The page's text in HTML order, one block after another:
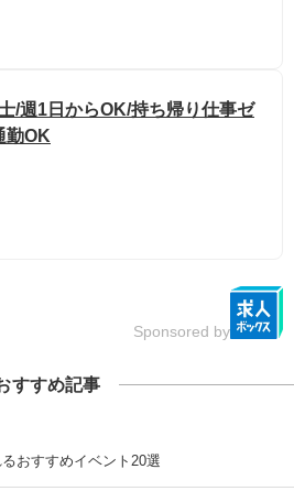
/週1日からOK/持ち帰り仕事ゼ
勤OK
Sponsored by
すすめ記事
おすすめイベント20選